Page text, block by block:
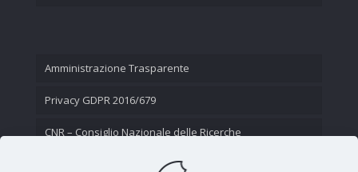
Amministrazione Trasparente
Privacy GDPR 2016/679
CNR – Consiglio Nazionale delle Ricerche